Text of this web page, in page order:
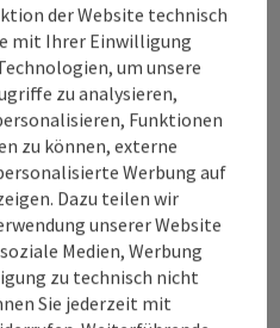
der Website technisch
mit Ihrer Einwilligung
um unsere
zu analysieren,
Funktionen
zu können, externe
Werbung auf
Dazu teilen wir
unserer Website
Medien, Werbung
zu technisch nicht
Sie jederzeit mit